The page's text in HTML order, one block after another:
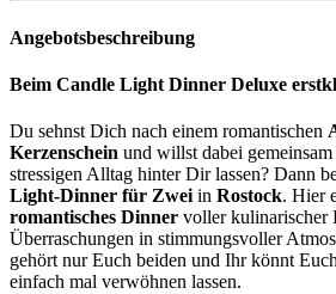
Angebotsbeschreibung
Beim Candle Light Dinner Deluxe
Du sehnst Dich nach einem romantischen
Kerzenschein und willst dabei
stressigen Alltag hinter Dir lassen? Dann
Light-Dinner für Zwei in Rostock. Hier
romantisches Dinner voller kulinarischer
Überraschungen in stimmungsvoller
gehört nur Euch beiden und Ihr könnt
einfach mal verwöhnen lassen.